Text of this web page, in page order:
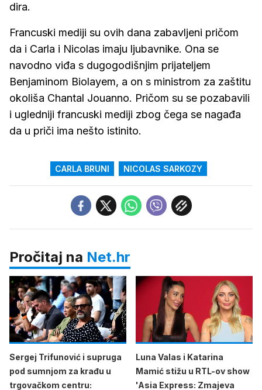
dira.
Francuski mediji su ovih dana zabavljeni pričom
da i Carla i Nicolas imaju ljubavnike. Ona se
navodno viđa s dugogodišnjim prijateljem
Benjaminom Biolayem, a on s ministrom za zaštitu
okoliša Chantal Jouanno. Pričom su se pozabavili
i ugledniji francuski mediji zbog čega se nagađa
da u priči ima nešto istinito.
CARLA BRUNI NICOLAS SARKOZY
Pročitaj na Net.hr
Sergej Trifunović i supruga
pod sumnjom za krađu u
trgovačkom centru:
Luna Valas i Katarina
Mamić stižu u RTL-ov show
'Asia Express: Zmajeva